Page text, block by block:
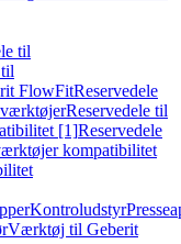
til
FlowFitReservedele
Reservedele til
[1]Reservedele
kompatibilitet
Kontroludstyr
Værktøj til Geberit